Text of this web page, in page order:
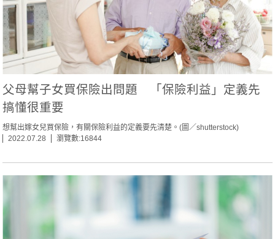
父母幫子女買保險出問題 「保險利益」定義先
搞懂很重要
想幫出嫁女兒買保險，有關保險利益的定義要先清楚。(圖／shutterstock)
2022.07.28
瀏覽數:16844